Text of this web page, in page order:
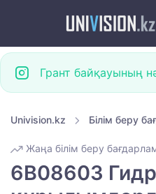
Грант байқауының
Univision.kz Білім беру
Жаңа білім беру
6B08603